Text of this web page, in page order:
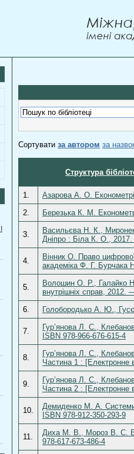
Сортувати за автором за
Структура
1.
Азарова А. О.
2.
Березька К. М.
3.
Васильєва Н. К.,
Дніпро : Біла К. О.,
4.
Вінник О. Право
академіка Ф. Г.
5.
Волошин О. Р., Галайко
внутрішніх справ,
6.
Голобородько А. Ю.,
7.
Гур’янова Л. С.,
ISBN 978-966-676-615-4
8.
Гур’янова Л. С.,
Частина 1 :
9.
Гур’янова Л. С.,
Частина 2 :
10.
Демиденко М. А. Системи
ISBN 978-912-350-293-9
11.
Диха М. В., Мороз В. С.
978-617-673-486-4